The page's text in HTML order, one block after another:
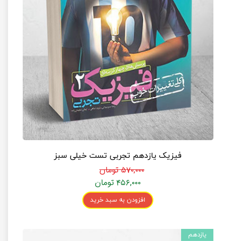
فیزیک یازدهم تجربی تست خیلی سبز
۵۷۰,۰۰۰ تومان
۴۵۶,۰۰۰ تومان
افزودن به سبد خرید
یازدهم